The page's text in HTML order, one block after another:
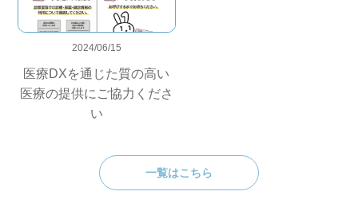
2024/06/15
医療DXを通じた質の高い
医療の提供にご協力くださ
い
一覧はこちら